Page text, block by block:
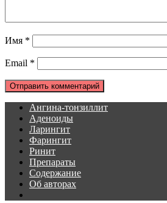
Имя *
Email *
Ангина-тонзиллит
Аденоиды
Ларингит
Фарингит
Ринит
Препараты
Содержание
Об авторах